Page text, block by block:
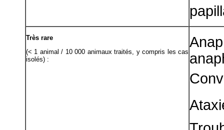
Très rare
(< 1 animal / 10 000 animaux traités, y compris les cas
isolés) :